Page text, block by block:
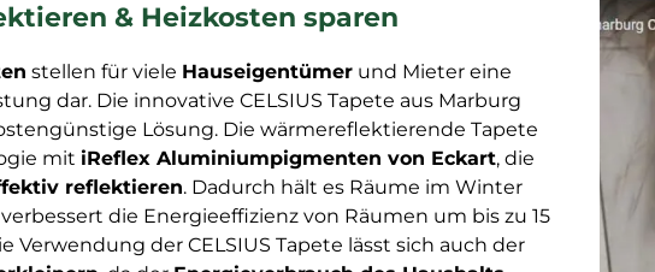
& Heizkosten sparen
stellen für viele Hauseigentümer und Mieter eine
dar. Die innovative CELSIUS Tapete aus Marburg
Lösung. Die wärmereflektierende Tapete
mit iReflex Aluminiumpigmenten von Eckart, die
reflektieren. Dadurch hält es Räume im Winter
die Energieeffizienz von Räumen um bis zu 15
Verwendung der CELSIUS Tapete lässt sich auch der